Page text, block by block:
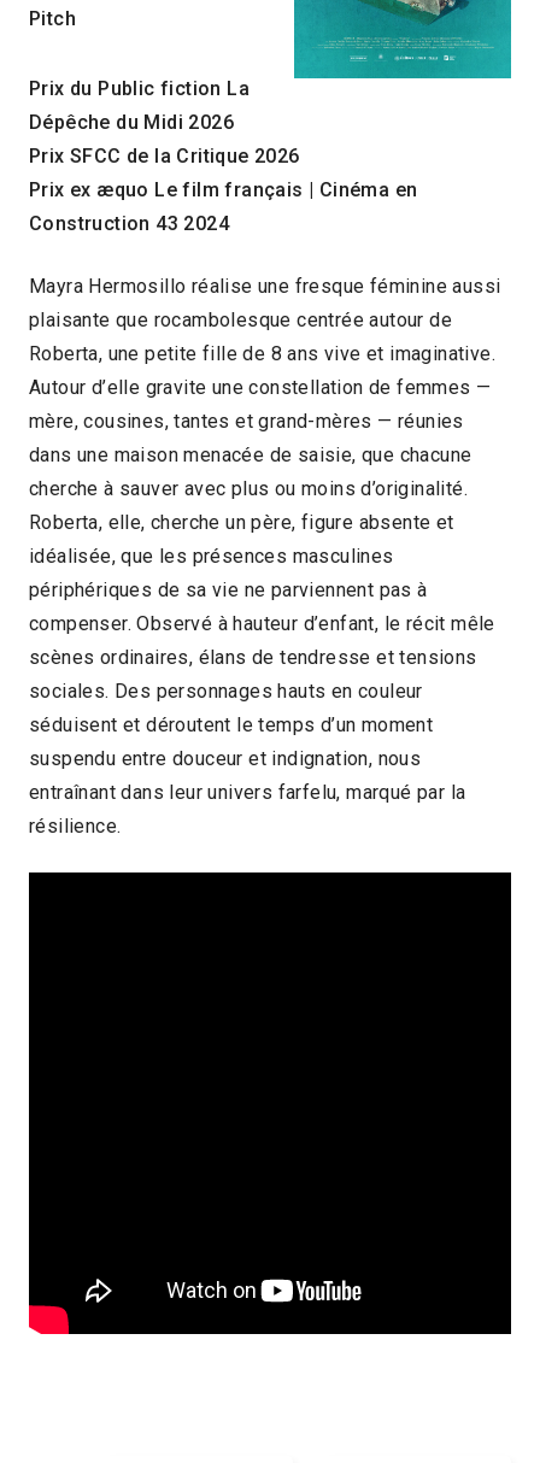
Pitch
Prix du Public fiction La
Dépêche du Midi 2026
Prix SFCC de la Critique 2026
Prix ex æquo Le film français | Cinéma en
Construction 43 2024
Mayra Hermosillo réalise une fresque féminine aussi
plaisante que rocambolesque centrée autour de
Roberta, une petite fille de 8 ans vive et imaginative.
Autour d’elle gravite une constellation de femmes —
mère, cousines, tantes et grand-mères — réunies
dans une maison menacée de saisie, que chacune
cherche à sauver avec plus ou moins d’originalité.
Roberta, elle, cherche un père, figure absente et
idéalisée, que les présences masculines
périphériques de sa vie ne parviennent pas à
compenser. Observé à hauteur d’enfant, le récit mêle
scènes ordinaires, élans de tendresse et tensions
sociales. Des personnages hauts en couleur
séduisent et déroutent le temps d’un moment
suspendu entre douceur et indignation, nous
entraînant dans leur univers farfelu, marqué par la
résilience.